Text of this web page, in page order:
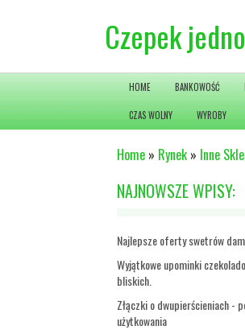
Czepek
HOME BANKOWOŚĆ
CZAS WOLNY WYROBY
Home » Rynek » Inne
NAJNOWSZE WPISY:
Najlepsze oferty swetrów
Wyjątkowe upominki
bliskich.
Złączki o dwupierścieniach -
użytkowania